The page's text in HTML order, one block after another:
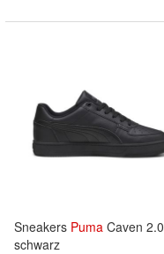
Sneakers Puma Caven 2.0
schwarz